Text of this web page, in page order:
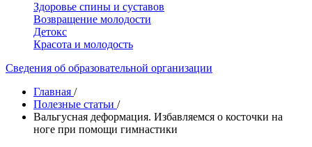
Здоровье спины и суставов
Возвращение молодости
Детокс
Красота и молодость
Сведения об образовательной организации
Главная /
Полезные статьи /
Вальгусная деформация. Избавляемся о косточки на
ноге при помощи гимнастики